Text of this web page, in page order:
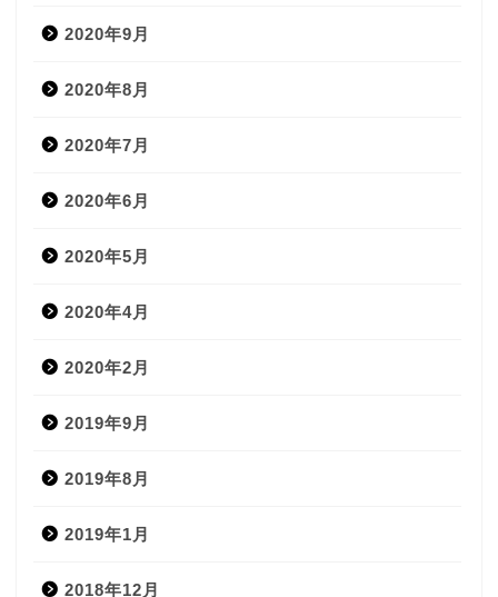
2020年9月
2020年8月
2020年7月
2020年6月
2020年5月
2020年4月
2020年2月
2019年9月
2019年8月
2019年1月
2018年12月